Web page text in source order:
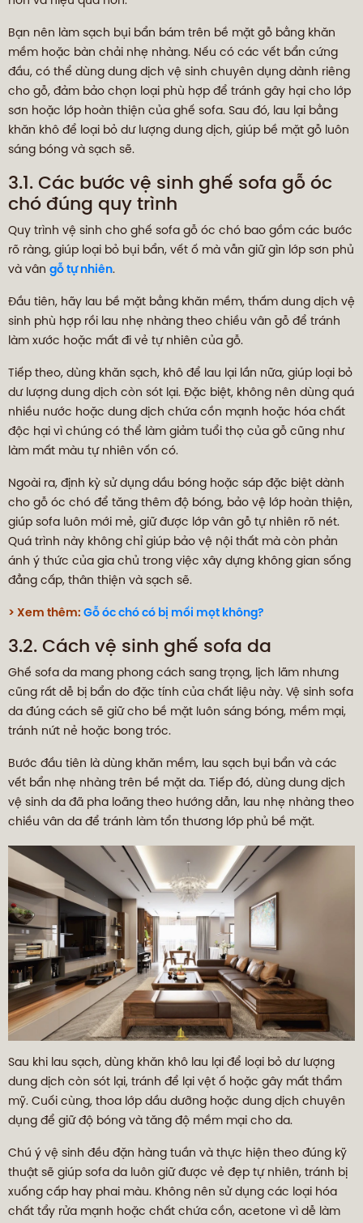
Bạn nên làm sạch bụi bẩn bám trên bề mặt gỗ bằng khăn
mềm hoặc bàn chải nhẹ nhàng. Nếu có các vết bẩn cứng
đầu, có thể dùng dung dịch vệ sinh chuyên dụng dành riêng
cho gỗ, đảm bảo chọn loại phù hợp để tránh gây hại cho lớp
sơn hoặc lớp hoàn thiện của ghế sofa. Sau đó, lau lại bằng
khăn khô để loại bỏ dư lượng dung dịch, giúp bề mặt gỗ luôn
sáng bóng và sạch sẽ.
3.1. Các bước vệ sinh ghế sofa gỗ óc
chó đúng quy trình
Quy trình vệ sinh cho ghế sofa gỗ óc chó bao gồm các bước
rõ ràng, giúp loại bỏ bụi bẩn, vết ố mà vẫn giữ gìn lớp sơn phủ
và vân gỗ tự nhiên.
Đầu tiên, hãy lau bề mặt bằng khăn mềm, thấm dung dịch vệ
sinh phù hợp rồi lau nhẹ nhàng theo chiều vân gỗ để tránh
làm xước hoặc mất đi vẻ tự nhiên của gỗ.
Tiếp theo, dùng khăn sạch, khô để lau lại lần nữa, giúp loại bỏ
dư lượng dung dịch còn sót lại. Đặc biệt, không nên dùng quá
nhiều nước hoặc dung dịch chứa cồn mạnh hoặc hóa chất
độc hại vì chúng có thể làm giảm tuổi thọ của gỗ cũng như
làm mất màu tự nhiên vốn có.
Ngoài ra, định kỳ sử dụng dầu bóng hoặc sáp đặc biệt dành
cho gỗ óc chó để tăng thêm độ bóng, bảo vệ lớp hoàn thiện,
giúp sofa luôn mới mẻ, giữ được lớp vân gỗ tự nhiên rõ nét.
Quá trình này không chỉ giúp bảo vệ nội thất mà còn phản
ánh ý thức của gia chủ trong việc xây dựng không gian sống
đẳng cấp, thân thiện và sạch sẽ.
> Xem thêm: Gỗ óc chó có bị mối mọt không?
3.2. Cách vệ sinh ghế sofa da
Ghế sofa da mang phong cách sang trọng, lịch lãm nhưng
cũng rất dễ bị bẩn do đặc tính của chất liệu này. Vệ sinh sofa
da đúng cách sẽ giữ cho bề mặt luôn sáng bóng, mềm mại,
tránh nứt nẻ hoặc bong tróc.
Bước đầu tiên là dùng khăn mềm, lau sạch bụi bẩn và các
vết bẩn nhẹ nhàng trên bề mặt da. Tiếp đó, dùng dung dịch
vệ sinh da đã pha loãng theo hướng dẫn, lau nhẹ nhàng theo
chiều vân da để tránh làm tổn thương lớp phủ bề mặt.
Sau khi lau sạch, dùng khăn khô lau lại để loại bỏ dư lượng
dung dịch còn sót lại, tránh để lại vệt ố hoặc gây mất thẩm
mỹ. Cuối cùng, thoa lớp dầu dưỡng hoặc dung dịch chuyên
dụng để giữ độ bóng và tăng độ mềm mại cho da.
Chú ý vệ sinh đều đặn hàng tuần và thực hiện theo đúng kỹ
thuật sẽ giúp sofa da luôn giữ được vẻ đẹp tự nhiên, tránh bị
xuống cấp hay phai màu. Không nên sử dụng các loại hóa
chất tẩy rửa mạnh hoặc chất chứa cồn, acetone vì dễ làm